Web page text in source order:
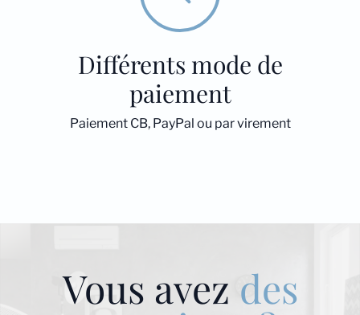
Différents mode de
paiement
Paiement CB, PayPal ou par virement
Vous avez des